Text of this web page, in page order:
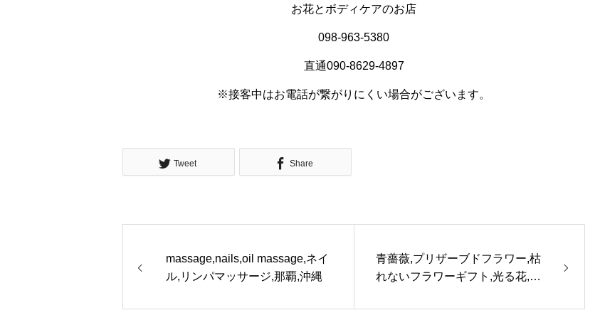
お花とボディケアのお店
098‐963‐5380
直通090‐8629‐4897
※接客中はお電話が繋がりにくい場合がございます。
Tweet Share
massage,nails,oil massage,ネイ
ル,リンパマッサージ,那覇,沖縄
青薔薇,プリザーブドフラワー,枯
れないフラワーギフト,光る花,沖